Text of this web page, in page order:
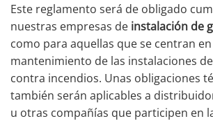
Este reglamento será de obligado
nuestras empresas de instalación de
como para aquellas que se centran
mantenimiento de las instalaciones
contra incendios. Unas obligaciones
también serán aplicables a
u otras compañías que participen en